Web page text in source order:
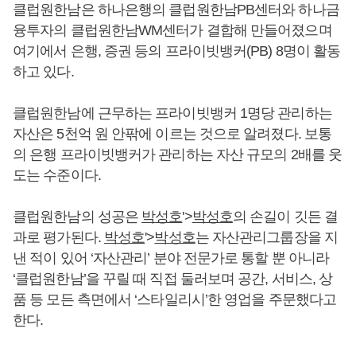
클럽원한남은 하나은행의 클럽원한남PB센터와 하나금
융투자의 클럽원한남WM센터가 결합해 만들어졌으며
여기에서 은행, 증권 등의 프라이빗뱅커(PB) 8명이 활동
하고 있다.
클럽원한남에 근무하는 프라이빗뱅커 1명당 관리하는
자산은 5천억 원 안팎에 이르는 것으로 알려졌다. 보통
의 은행 프라이빗뱅커가 관리하는 자산 규모의 2배를 웃
도는 수준이다.
클럽원한남의 성공은 박성호'>박성호의 손길이 깃든 결
과로 평가된다. 박성호'>박성호는 자산관리그룹장을 지
낸 적이 있어 ‘자산관리’ 분야 전문가로 통할 뿐 아니라
‘클럽원한남’을 꾸릴 때 직접 둘러보며 공간, 서비스, 상
품 등 모든 측면에서 ‘스타일리시’한 영업을 주문했다고
한다.